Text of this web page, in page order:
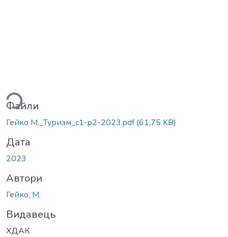
Файли
Гейко М._Туризм_c1-p2-2023.pdf(61,75 KB)
Дата
2023
Автори
Гейко, М.
Видавець
ХДАК